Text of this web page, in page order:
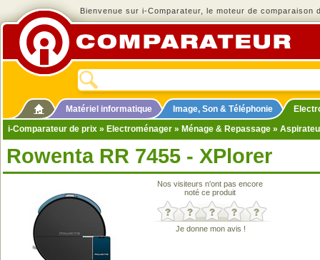
Bienvenue sur i-Comparateur, le moteur de comparaison
Matériel informatique Image, Son & Téléphonie
i-Comparateur de prix » Electroménager » Ménage & Repassage »
Rowenta RR 7455 - XPlorer
Nos visiteurs n'ont pas encore
noté ce produit
Je donne mon avis !